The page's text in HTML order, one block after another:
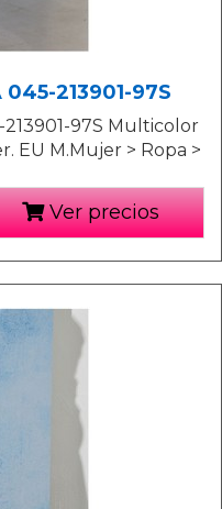
045-213901-97S
213901-97S Multicolor
EU M.Mujer > Ropa >
Ver precios